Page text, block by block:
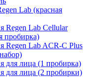
Lab (красная
Regen Lab Cellular
пробирка)
Regen Lab ACR-C Plus
для лица (1 пробирка)
для лица (2 пробирки)